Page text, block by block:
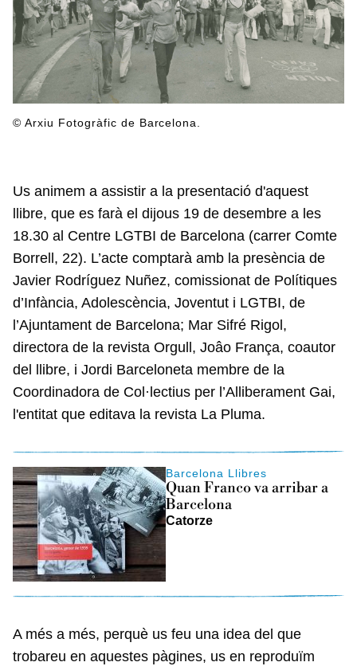
© Arxiu Fotogràfic de Barcelona.
Us animem a assistir a la presentació d'aquest
llibre, que es farà el dijous 19 de desembre a les
18.30 al Centre LGTBI de Barcelona (carrer Comte
Borrell, 22). L’acte comptarà amb la presència de
Javier Rodríguez Nuñez, comissionat de Polítiques
d’Infància, Adolescència, Joventut i LGTBI, de
l’Ajuntament de Barcelona; Mar Sifré Rigol,
directora de la revista Orgull, Joâo França, coautor
del llibre, i Jordi Barceloneta membre de la
Coordinadora de Col·lectius per l’Alliberament Gai,
l'entitat que editava la revista La Pluma.
Barcelona Llibres
Quan Franco va arribar a
Barcelona
Catorze
A més a més, perquè us feu una idea del que
trobareu en aquestes pàgines, us en reproduïm